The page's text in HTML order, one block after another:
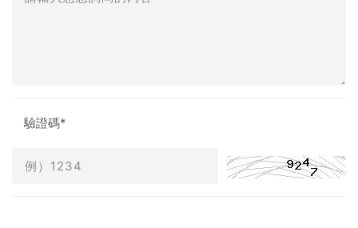
驗證碼*